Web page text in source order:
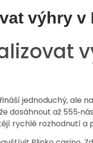
výhry
jednoduchý, ale
dosáhnout až
rychlé rozhodnutí a